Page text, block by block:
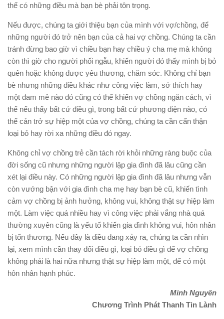
thế có những điều mà bạn bè phải tôn trọng.
Nếu được, chúng ta giới thiệu bạn của mình với vợ/chồng, để
những người đó trở nên bạn của cả hai vợ chồng. Chúng ta cần
tránh đừng bao giờ vì chiều bạn hay chiều ý cha mẹ mà không
còn thì giờ cho người phối ngẫu, khiến người đó thấy mình bị bỏ
quên hoặc không được yêu thương, chăm sóc. Không chỉ bạn
bè nhưng những điều khác như công việc làm, sở thích hay
một đam mê nào đó cũng có thể khiến vợ chồng ngăn cách, vì
thế nếu thấy bất cứ điều gì, trong bất cứ phương diện nào, có
thể cản trở sự hiệp một của vợ chồng, chúng ta cần cẩn thận
loại bỏ hay rời xa những điều đó ngay.
Không chỉ vợ chồng trẻ cần tách rời khỏi những ràng buộc của
đời sống cũ nhưng những người lập gia đình đã lâu cũng cần
xét lại điều này. Có những người lập gia đình đã lâu nhưng vẫn
còn vướng bận với gia đình cha mẹ hay bạn bè cũ, khiến tình
cảm vợ chồng bị ảnh hưởng, không vui, không thật sự hiệp làm
một. Làm việc quá nhiều hay vì công việc phải vắng nhà quá
thường xuyên cũng là yếu tố khiến gia đình không vui, hôn nhân
bị tổn thương. Nếu đây là điều đang xảy ra, chúng ta cần nhìn
lại, xem mình cần thay đổi điều gì, loại bỏ điều gì để vợ chồng
không phải là hai nữa nhưng thật sự hiệp làm một, để có một
hôn nhân hạnh phúc.
Minh Nguyên
Chương Trình Phát Thanh Tin Lành